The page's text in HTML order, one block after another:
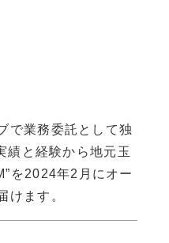
で業務委託として独
績と経験から地元玉
を2024年2月にオー
けます。